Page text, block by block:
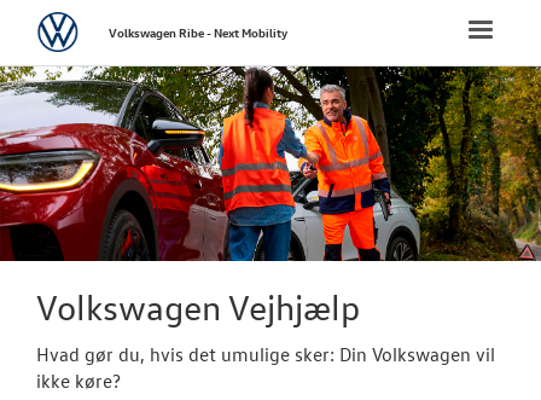
FORSIDE
NYE
NYE VAREBILER
VÆRKSTED
Toggle
VolkswagenVolkswagen Ribe - Next Mobility
Volkswagen Vejhjælp
Hvad gør du, hvis det umulige sker: Din Volkswagen vil
ikke køre?